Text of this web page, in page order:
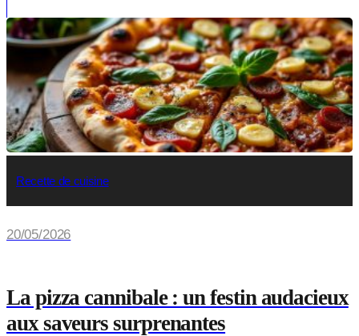
Recette de cuisine
20/05/2026
La pizza cannibale : un festin audacieux
aux saveurs surprenantes